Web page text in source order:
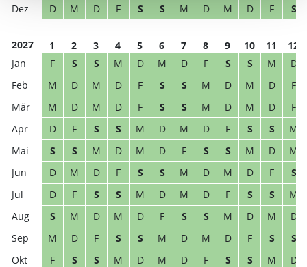
D
M D F S S M D M D F S
2027 1 2 3 4 5 6 7 8 9 10 11
12
F
S S M D M D F S S M
D
M
D M D F S S M D M D
F
M
D M D F S S M D M D
F
D
F S S M D M D F S S
M
S
S M D M D F S S M D
M
D
M D F S S M D M D F
S
D
F S S M D M D F S S
M
S
M D M D F S S M D M
D
M
D F S S M D M D F S
S
F
S S M D M D F S S M
D